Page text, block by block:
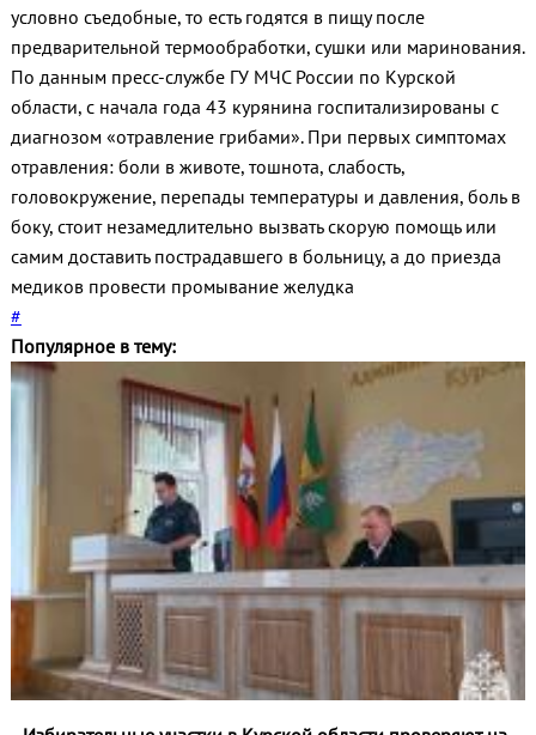
условно съедобные, то есть годятся в пищу после
предварительной термообработки, сушки или маринования.
По данным пресс-службе ГУ МЧС России по Курской
области, с начала года 43 курянина госпитализированы с
диагнозом «отравление грибами». При первых симптомах
отравления: боли в животе, тошнота, слабость,
головокружение, перепады температуры и давления, боль в
боку, стоит незамедлительно вызвать скорую помощь или
самим доставить пострадавшего в больницу, а до приезда
медиков провести промывание желудка
#
Популярное в тему: